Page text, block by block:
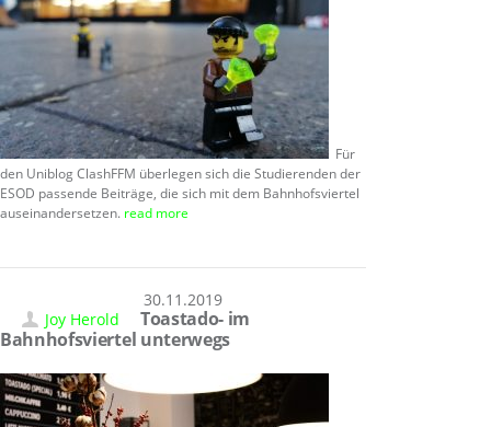
Für
den Uniblog ClashFFM überlegen sich die Studierenden der
ESOD passende Beiträge, die sich mit dem Bahnhofsviertel
auseinandersetzen. read more
30.11.2019
Joy Herold
Toastado- im
Bahnhofsviertel unterwegs